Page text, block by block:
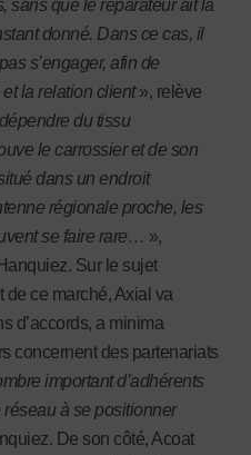
sans que le réparateur ait la
donné. Dans ce cas, il
s’engager, afin de
la relation client», relève
du tissu
le carrossier et de son
dans un endroit
régionale proche, les
se faire rare… »,
Sur le sujet
ce marché, Axial va
d’accords, a minima
concernent des partenariats
important d’adhérents
réseau à se positionner
De son côté, Acoat